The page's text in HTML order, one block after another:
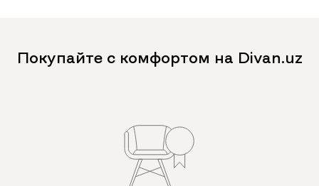
Покупайте с комфортом на Divan.uz